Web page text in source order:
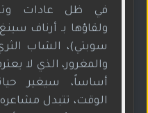
في ظل عادات
ولقاؤها بـ أرناف
سوبتي)، الشاب
والمغرور، الذي لا
أساساً، سيغير
الوقت، تتبدل